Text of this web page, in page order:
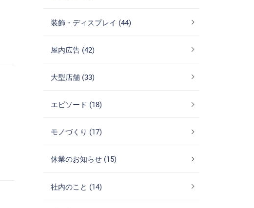
装飾・ディスプレイ (44)
屋内広告 (42)
大型店舗 (33)
エピソード (18)
モノづくり (17)
休業のお知らせ (15)
社内のこと (14)